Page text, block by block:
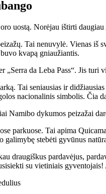
uostą. Norėjau ištirti
Tai nenuvylė. Vienas
kvapą gniaužiantis.
„Serra da Leba Pass“. Jis
Tai seniausias ir
nacionalinis simbolis. Čia
Namibo dykumos peizažai
parkuose. Tai apima
galimybę stebėti gyvūnus
draugiškus pardavėjus,
su vietiniais